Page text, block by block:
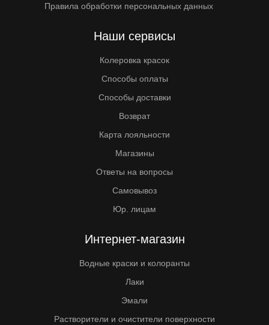
Правила обработки персональных данных
Наши сервисы
Колеровка красок
Способы оплаты
Способы доставки
Возврат
Карта лояльности
Магазины
Ответы на вопросы
Самовывоз
Юр. лицам
Интернет-магазин
Водные краски и колоранты
Лаки
Эмали
Растворители и очистители поверхности